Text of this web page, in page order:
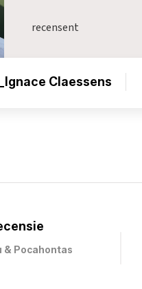
recensent
_Ignace Claessens
& Pocahontas